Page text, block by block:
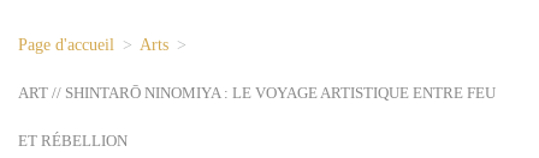
Page d'accueil > Arts >
ART // SHINTARŌ NINOMIYA : LE VOYAGE ARTISTIQUE ENTRE FEU
ET RÉBELLION